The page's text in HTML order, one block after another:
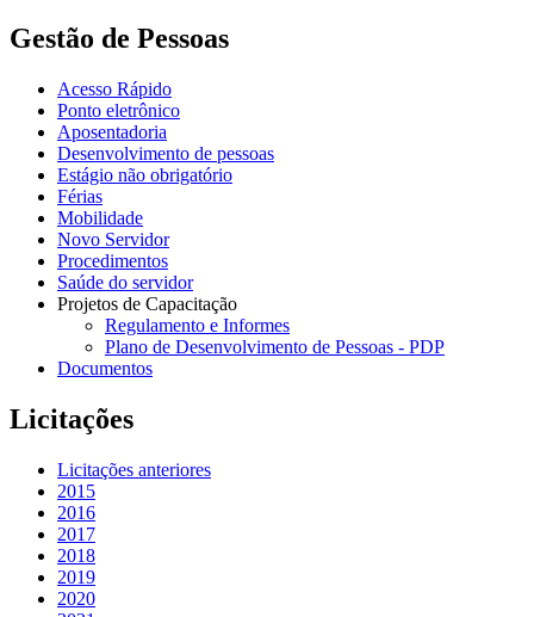
Gestão de Pessoas
Acesso Rápido
Ponto eletrônico
Aposentadoria
Desenvolvimento de pessoas
Estágio não obrigatório
Férias
Mobilidade
Novo Servidor
Procedimentos
Saúde do servidor
Projetos de Capacitação
Regulamento e Informes
Plano de Desenvolvimento de Pessoas - PDP
Documentos
Licitações
Licitações anteriores
2015
2016
2017
2018
2019
2020